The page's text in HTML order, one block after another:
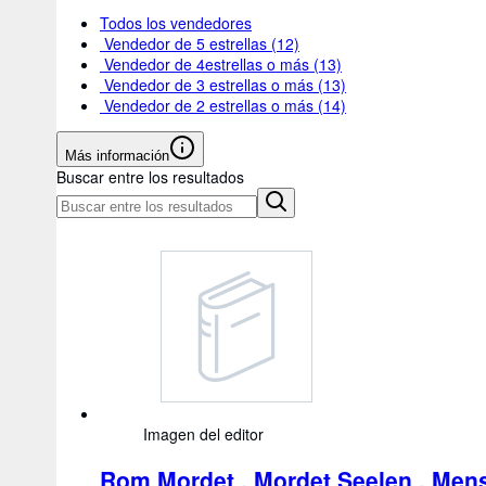
Todos los vendedores
Vendedor de 5 estrellas (12)
Vendedor de 4estrellas o más (13)
Vendedor de 3 estrellas o más (13)
Vendedor de 2 estrellas o más (14)
Más información
Buscar entre los resultados
Imagen del editor
Rom Mordet , Mordet Seelen ,